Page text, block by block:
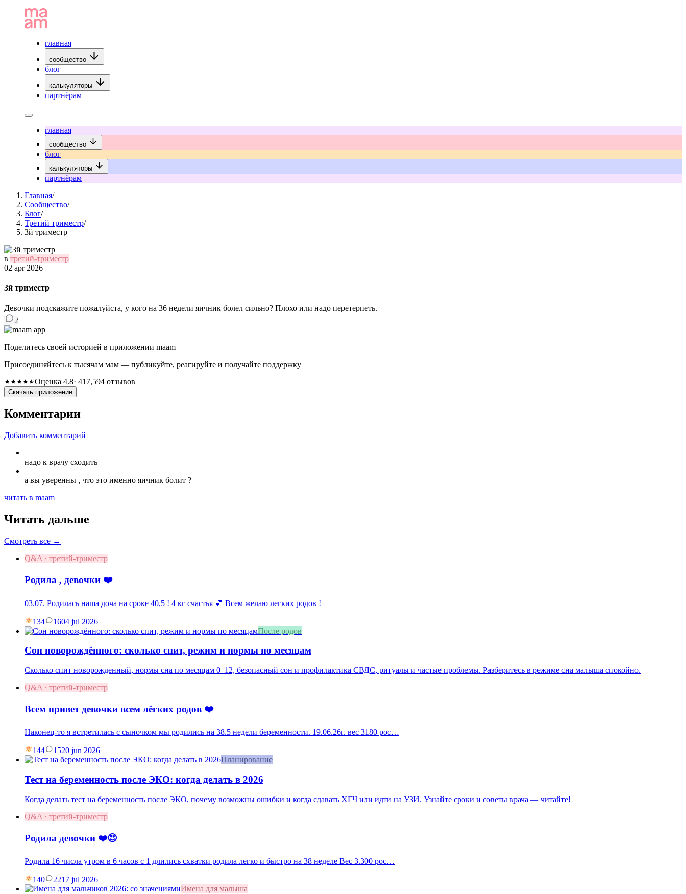
главная
сообщество
блог
калькуляторы
партнёрам
главная
сообщество
блог
калькуляторы
партнёрам
Главная/
Сообщество/
Блог/
Третий триместр/
3й триместр
в третий-триместр
02 apr 2026
3й триместр
Девочки подскажите пожалуйста, у кого на 36 недели яичник болел сильно? Плохо или надо перетерпеть.
2
Поделитесь своей историей в приложении maam
Присоединяйтесь к тысячам мам — публикуйте, реагируйте и получайте поддержку
Оценка 4.8· 417,594 отзывов
Скачать приложение
Комментарии
Добавить комментарий
надо к врачу сходить
а вы уверенны , что это именно яичник болит ?
читать в maam
Читать дальше
Смотреть все →
Q&A · третий-триместр
Родила , девочки ❤️
03.07. Родилась наша доча на сроке 40,5 ! 4 кг счастья 💕 Всем желаю легких родов !
134 1604 jul 2026
После родов
Сон новорождённого: сколько спит, режим и нормы по месяцам
Сколько спит новорожденный, нормы сна по месяцам 0–12, безопасный сон и профилактика СВДС, ритуалы и частые проблемы. Разберитесь в режиме сна малыша спокойно.
Q&A · третий-триместр
Всем привет девочки всем лёгких родов ❤️
Наконец-то я встретилась с сыночком мы родились на 38.5 недели беременности. 19.06.26г. вес 3180 рос…
144 1520 jun 2026
Планирование
Тест на беременность после ЭКО: когда делать в 2026
Когда делать тест на беременность после ЭКО, почему возможны ошибки и когда сдавать ХГЧ или идти на УЗИ. Узнайте сроки и советы врача — читайте!
Q&A · третий-триместр
Родила девочки ❤️😍
Родила 16 числа утром в 6 часов с 1 длились схватки родила легко и быстро на 38 неделе Вес 3.300 рос…
140 2217 jul 2026
Имена для малыша